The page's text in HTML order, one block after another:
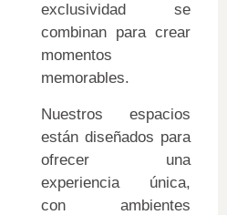
exclusividad se
combinan para crear
momentos
memorables.
Nuestros espacios
están diseñados para
ofrecer una
experiencia única,
con ambientes